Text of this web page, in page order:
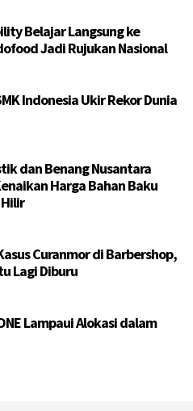
Belajar Langsung ke
Jadi Rujukan Nasional
Indonesia Ukir Rekor Dunia
dan Benang Nusantara
Harga Bahan Baku
Curanmor di Barbershop,
Lagi Diburu
Lampaui Alokasi dalam